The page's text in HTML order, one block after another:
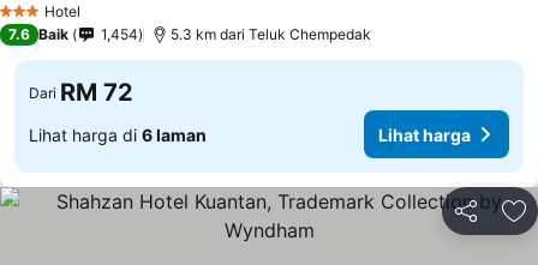
3 BintangHotel
7.6 Baik 1,454 5.3 km dari Teluk Chempedak
Dari RM 72
Lihat harga di 6 laman Lihat harga
Kongsi